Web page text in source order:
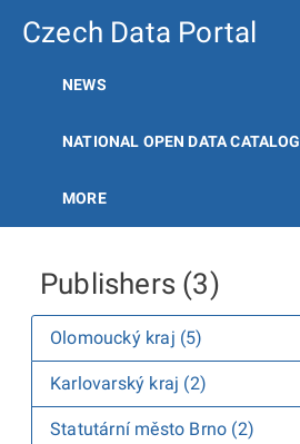
Czech Data Portal
NEWS
NATIONAL OPEN DATA CATALOG
MORE
Publishers (3)
Olomoucký kraj (5)
Karlovarský kraj (2)
Statutární město Brno (2)